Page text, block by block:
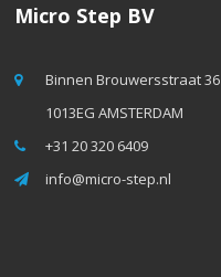
Micro Step BV
Binnen Brouwersstraat 36
1013EG AMSTERDAM
+31 20 320 6409
info@micro-step.nl